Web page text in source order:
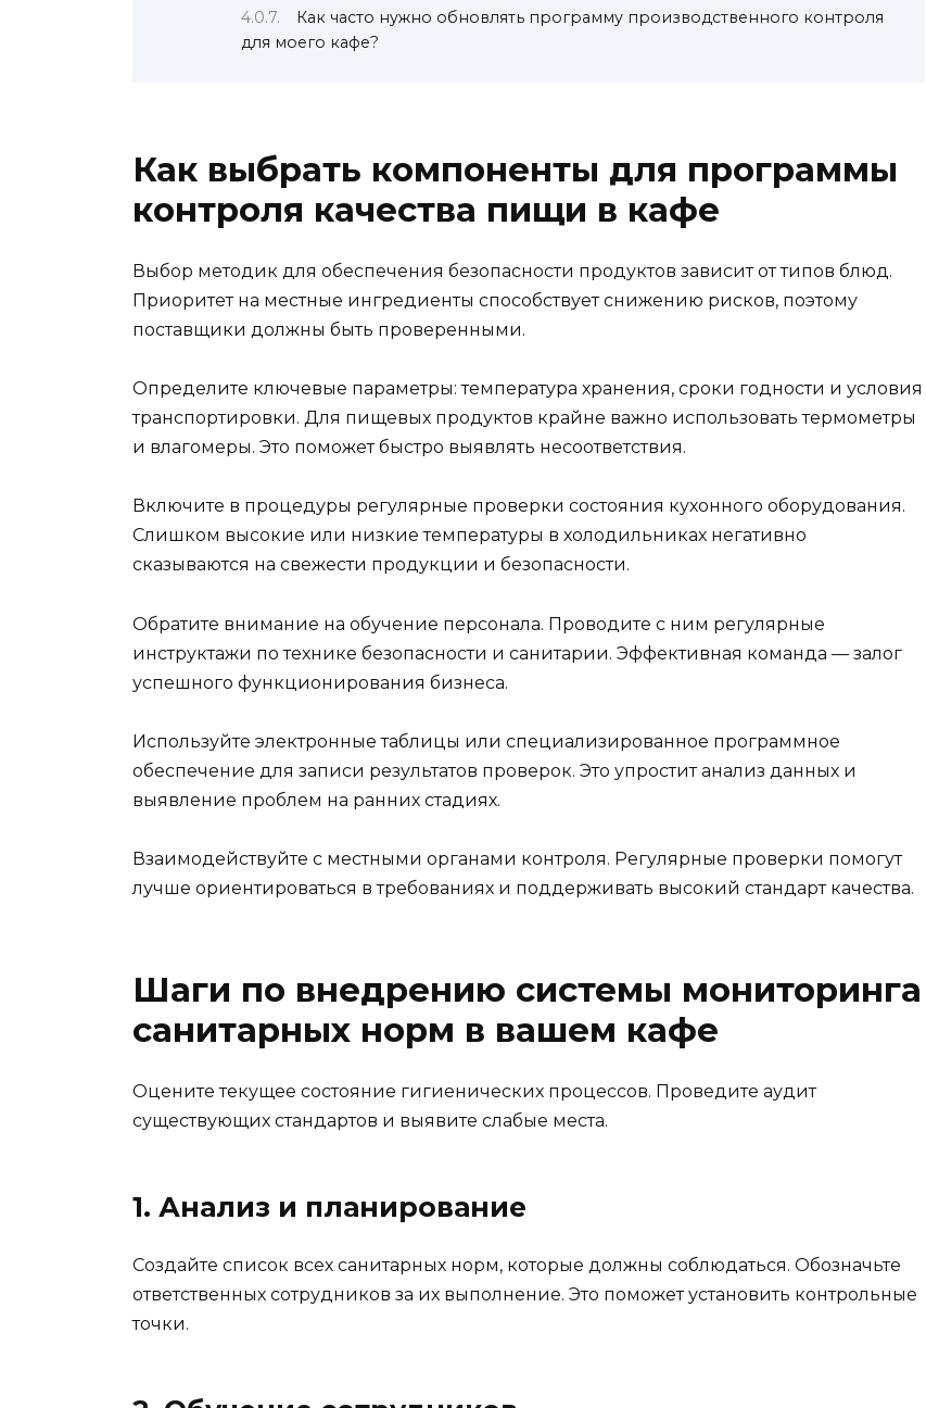
Как часто нужно обновлять программу производственного контроля
для моего кафе?
Как выбрать компоненты для программы
контроля качества пищи в кафе
Выбор методик для обеспечения безопасности продуктов зависит от типов блюд.
Приоритет на местные ингредиенты способствует снижению рисков, поэтому
поставщики должны быть проверенными.
Определите ключевые параметры: температура хранения, сроки годности и условия
транспортировки. Для пищевых продуктов крайне важно использовать термометры
и влагомеры. Это поможет быстро выявлять несоответствия.
Включите в процедуры регулярные проверки состояния кухонного оборудования.
Слишком высокие или низкие температуры в холодильниках негативно
сказываются на свежести продукции и безопасности.
Обратите внимание на обучение персонала. Проводите с ним регулярные
инструктажи по технике безопасности и санитарии. Эффективная команда — залог
успешного функционирования бизнеса.
Используйте электронные таблицы или специализированное программное
обеспечение для записи результатов проверок. Это упростит анализ данных и
выявление проблем на ранних стадиях.
Взаимодействуйте с местными органами контроля. Регулярные проверки помогут
лучше ориентироваться в требованиях и поддерживать высокий стандарт качества.
Шаги по внедрению системы мониторинга
санитарных норм в вашем кафе
Оцените текущее состояние гигиенических процессов. Проведите аудит
существующих стандартов и выявите слабые места.
1. Анализ и планирование
Создайте список всех санитарных норм, которые должны соблюдаться. Обозначьте
ответственных сотрудников за их выполнение. Это поможет установить контрольные
точки.